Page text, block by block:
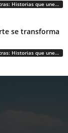
Provincia del Huasco con todas sus letras: Historias que unen cultura, diversidad e identidad
se transforma
Provincia del Huasco con todas sus letras: Historias que unen cultura, diversidad e identidad